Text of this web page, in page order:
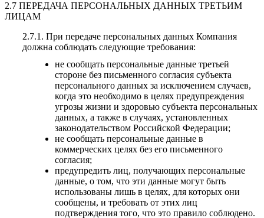
2.7 ПЕРЕДАЧА ПЕРСОНАЛЬНЫХ ДАННЫХ ТРЕТЬИМ
ЛИЦАМ
2.7.1. При передаче персональных данных Компания
должна соблюдать следующие требования:
не сообщать персональные данные третьей
стороне без письменного согласия субъекта
персонального данных за исключением случаев,
когда это необходимо в целях предупреждения
угрозы жизни и здоровью субъекта персональных
данных, а также в случаях, установленных
законодательством Российской Федерации;
не сообщать персональные данные в
коммерческих целях без его письменного
согласия;
предупредить лиц, получающих персональные
данные, о том, что эти данные могут быть
использованы лишь в целях, для которых они
сообщены, и требовать от этих лиц
подтверждения того, что это правило соблюдено.